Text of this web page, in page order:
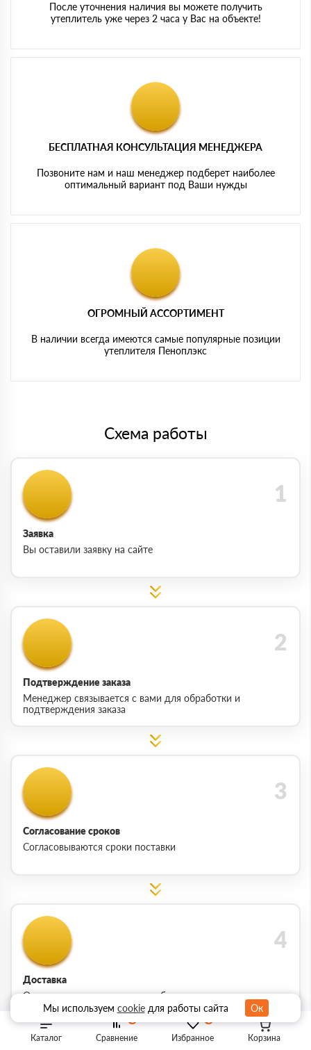
Каталог Избранное
Сравнение Корзина
После уточнения наличия вы можете получить
утеплитель уже через 2 часа у Вас на объекте!
БЕСПЛАТНАЯ КОНСУЛЬТАЦИЯ МЕНЕДЖЕРА
Позвоните нам и наш менеджер подберет наиболее
оптимальный вариант под Ваши нужды
ОГРОМНЫЙ АССОРТИМЕНТ
В наличии всегда имеются самые популярные позиции
утеплителя Пеноплэкс
Схема работы
Заявка
Вы оставили заявку на сайте
Подтверждение заказа
Менеджер связывается с вами для обработки и
подтверждения заказа
Согласование сроков
Согласовываются сроки поставки
Доставка
Осуществление доставки на объект или адрес
Мы используем cookieдля работы сайта Ок